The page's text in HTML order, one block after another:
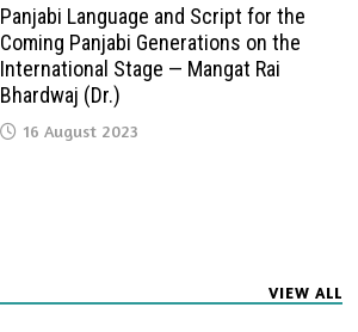
Panjabi Language and Script for the
Coming Panjabi Generations on the
International Stage — Mangat Rai
Bhardwaj (Dr.)
16 August 2023
VIEW ALL